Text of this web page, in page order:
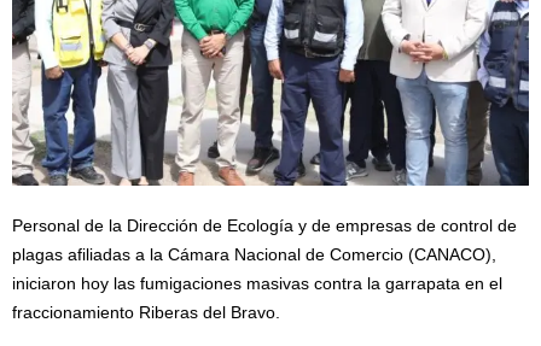
Personal de la Dirección de Ecología y de empresas de control de
plagas afiliadas a la Cámara Nacional de Comercio (CANACO),
iniciaron hoy las fumigaciones masivas contra la garrapata en el
fraccionamiento Riberas del Bravo.